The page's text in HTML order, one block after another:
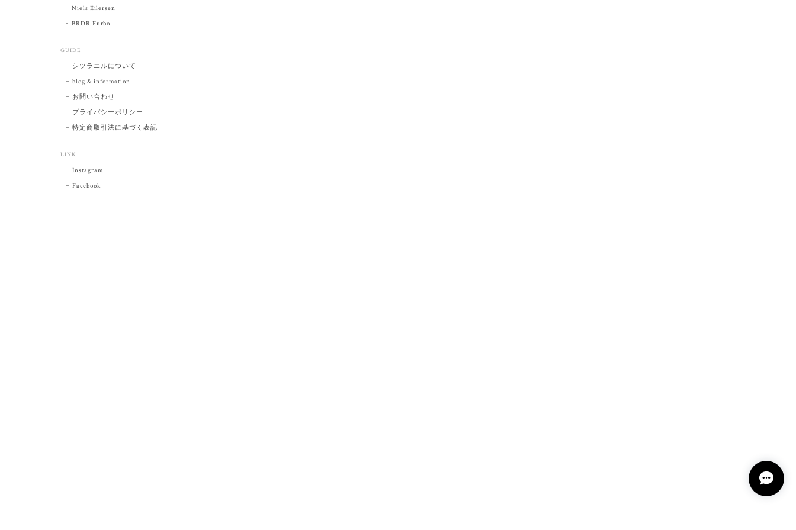
Niels Eilersen
BRDR Furbo
GUIDE
シツラエルについて
blog & information
お問い合わせ
プライバシーポリシー
特定商取引法に基づく表記
LINK
Instagram
Facebook